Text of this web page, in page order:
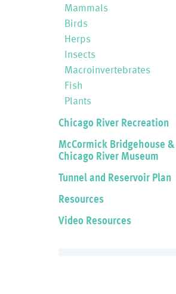
Mammals
Birds
Herps
Insects
Macroinvertebrates
Fish
Plants
Chicago River Recreation
McCormick Bridgehouse &
Chicago River Museum
Tunnel and Reservoir Plan
Resources
Video Resources